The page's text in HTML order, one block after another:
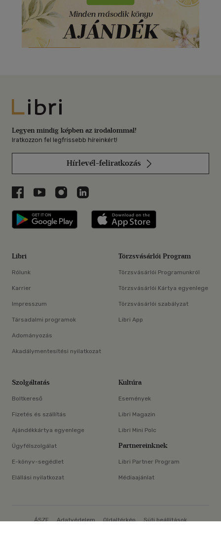
×
Libri
Legyen mindig képben az irodalommal!
Iratkozzon fel legfrissebb híreinkért!
Hírlevél-feliratkozás
Libri a Facebookon
Libri a Youtube-on
Libri az Instagramon
Libri a LinkedInen
Libri applikáció Szerezd meg: Google
Libri
Rólunk
Karrier
Impresszum
Társadalmi programok
Adományozás
Akadálymentesítési nyilatkozat
Törzsvásárlói Program
Törzsvásárlói Programunkról
Törzsvásárlói Kártya egyenlege
Törzsvásárlói szabályzat
Libri App
Szolgáltatás
Boltkereső
Fizetés és szállítás
Ajándékkártya egyenlege
Ügyfélszolgálat
E-könyv-segédlet
Elállási nyilatkozat
Kultúra
Események
Libri Magazin
Libri Mini Polc
Partnereinknek
Libri Partner Program
Médiaajánlat
ÁSZF Adatvédelem Oldaltérkép
Süti beállítások